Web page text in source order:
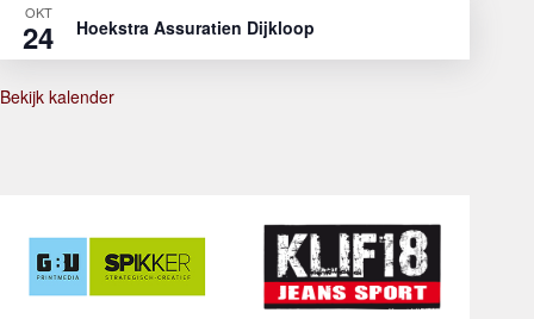
OKT
24 Hoekstra Assuratien Dijkloop
Bekijk kalender